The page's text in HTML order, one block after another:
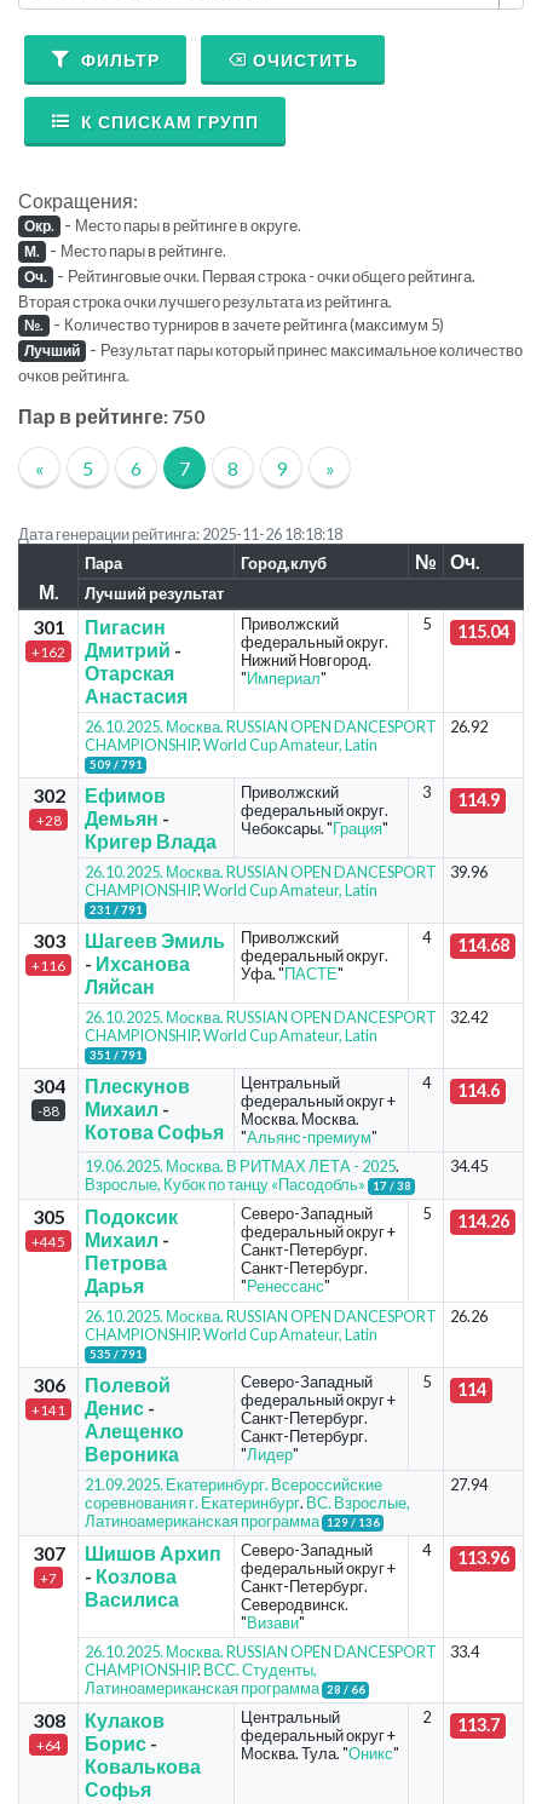
ФИЛЬТР ОЧИСТИТЬ
К СПИСКАМ ГРУПП
Сокращения:
Окр. - Место пары в рейтинге в округе.
М. - Место пары в рейтинге.
Оч. - Рейтинговые очки. Первая строка - очки общего рейтинга.
Вторая строка очки лучшего результата из рейтинга.
№. - Количество турниров в зачете рейтинга (максимум 5)
Лучший - Результат пары который принес максимальное количество
очков рейтинга.
Пар в рейтинге: 750
« 5 6 7 8 9 »
Дата генерации рейтинга: 2025-11-26 18:18:18
М.
Пара Город,клуб № Оч.
Лучший результат
301
+162
Пигасин
Дмитрий -
Отарская
Анастасия
Приволжский
федеральный округ.
Нижний Новгород.
"Империал"
5 115.04
26.10.2025. Москва. RUSSIAN OPEN DANCESPORT
CHAMPIONSHIP.World Cup Amateur, Latin
509 / 791
26.92
302
+28
Ефимов
Демьян -
Кригер Влада
Приволжский
федеральный округ.
Чебоксары. "Грация"
3 114.9
26.10.2025. Москва. RUSSIAN OPEN DANCESPORT
CHAMPIONSHIP.World Cup Amateur, Latin
231 / 791
39.96
303
+116
Шагеев Эмиль
- Ихсанова
Ляйсан
Приволжский
федеральный округ.
Уфа. "ПАСТЕ"
4 114.68
26.10.2025. Москва. RUSSIAN OPEN DANCESPORT
CHAMPIONSHIP.World Cup Amateur, Latin
351 / 791
32.42
304
-88
Плескунов
Михаил -
Котова Софья
Центральный
федеральный округ +
Москва. Москва.
"Альянс-премиум"
4 114.6
19.06.2025. Москва. В РИТМАХ ЛЕТА - 2025.
Взрослые, Кубок по танцу «Пасодобль»
17 / 38
34.45
305
+445
Подоксик
Михаил -
Петрова
Дарья
Северо-Западный
федеральный округ +
Санкт-Петербург.
Санкт-Петербург.
"Ренессанс"
5 114.26
26.10.2025. Москва. RUSSIAN OPEN DANCESPORT
CHAMPIONSHIP.World Cup Amateur, Latin
535 / 791
26.26
306
+141
Полевой
Денис-
Алещенко
Вероника
Северо-Западный
федеральный округ +
Санкт-Петербург.
Санкт-Петербург.
"Лидер"
5 114
21.09.2025. Екатеринбург. Всероссийские
соревнования г. Екатеринбург. ВС. Взрослые,
Латиноамериканская программа
129 / 136
27.94
307
+7
Шишов Архип
- Козлова
Василиса
Северо-Западный
федеральный округ +
Санкт-Петербург.
Северодвинск.
"Визави"
4 113.96
26.10.2025. Москва. RUSSIAN OPEN DANCESPORT
CHAMPIONSHIP. ВСС. Студенты,
Латиноамериканская программа 28 / 66
33.4
308
+64
Кулаков
Борис-
Ковалькова
Софья
Центральный
федеральный округ +
Москва. Тула. "Оникс"
2 113.7